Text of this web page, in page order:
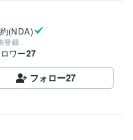
(NDA)
登録
ワー27
フォロー27